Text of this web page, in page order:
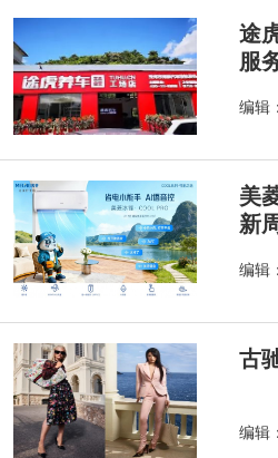
途
服
编辑
美
新
编辑：
古
编辑：